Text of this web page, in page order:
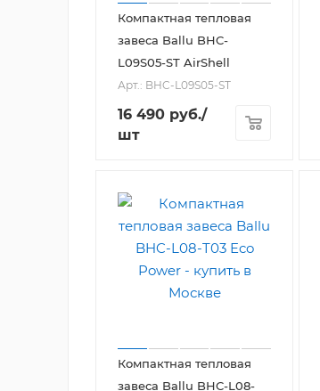
Компактная тепловая
завеса Ballu BHC-
L09S05-ST AirShell
Арт.: BHC-L09S05-ST
16 490 руб./
шт
Компактная тепловая
завеса Ballu BHC-L08-